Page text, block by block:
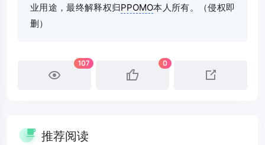
业用途，最终解释权归PPOMO本人所有。（侵权即
删）
107 0
推荐阅读